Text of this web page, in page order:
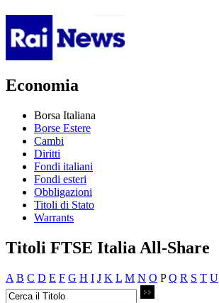
Economia
Borsa Italiana
Borse Estere
Cambi
Diritti
Fondi italiani
Fondi esteri
Obbligazioni
Titoli di Stato
Warrants
Titoli FTSE Italia All-Share
A B C D E F G H I J K L M N O PQ R S T U